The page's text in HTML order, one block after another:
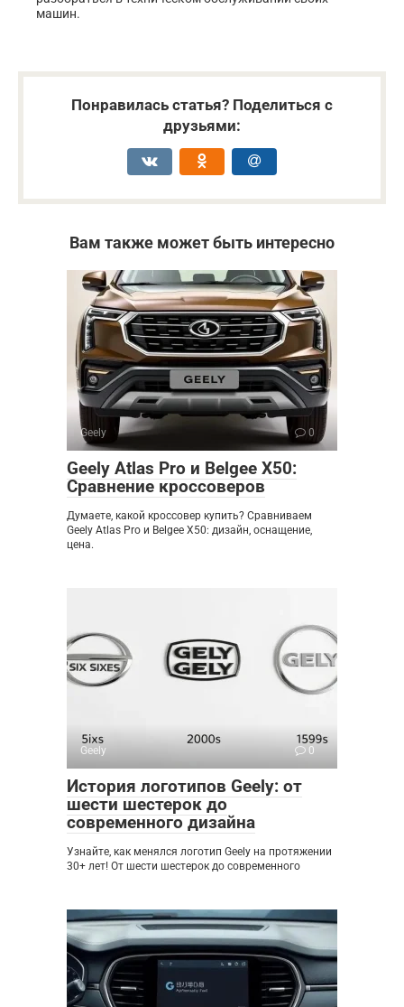
машин.
Понравилась статья? Поделиться с
друзьями:
Вам также может быть интересно
Geely 0
Geely Atlas Pro и Belgee X50:
Сравнение кроссоверов
Думаете, какой кроссовер купить? Сравниваем
Geely Atlas Pro и Belgee X50: дизайн, оснащение,
цена.
Geely 0
История логотипов Geely: от
шести шестерок до
современного дизайна
Узнайте, как менялся логотип Geely на протяжении
30+ лет! От шести шестерок до современного